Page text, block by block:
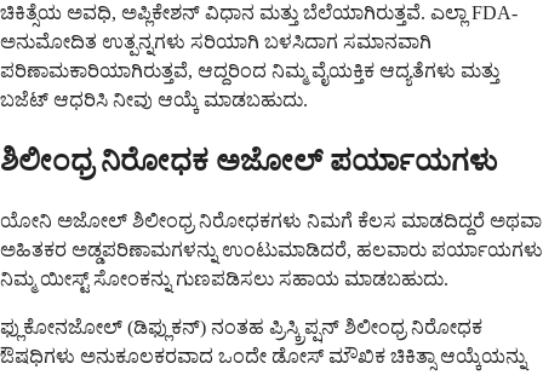
ಚಿಕಿತ್ಸೆಯ ಅವಧಿ, ಅಪ್ಲಿಕೇಶನ್ ವಿಧಾನ ಮತ್ತು ಬೆಲೆಯಾಗಿರುತ್ತವೆ. ಎಲ್ಲಾ FDA-
ಅನುಮೋದಿತ ಉತ್ಪನ್ನಗಳು ಸರಿಯಾಗಿ ಬಳಸಿದಾಗ ಸಮಾನವಾಗಿ
ಪರಿಣಾಮಕಾರಿಯಾಗಿರುತ್ತವೆ, ಆದ್ದರಿಂದ ನಿಮ್ಮ ವೈಯಕ್ತಿಕ ಆದ್ಯತೆಗಳು ಮತ್ತು
ಬಜೆಟ್ ಆಧರಿಸಿ ನೀವು ಆಯ್ಕೆ ಮಾಡಬಹುದು.
ಶಿಲೀಂಧ್ರ ನಿರೋಧಕ ಅಜೋಲ್ ಪರ್ಯಾಯಗಳು
ಯೋನಿ ಅಜೋಲ್ ಶಿಲೀಂಧ್ರ ನಿರೋಧಕಗಳು ನಿಮಗೆ ಕೆಲಸ ಮಾಡದಿದ್ದರೆ ಅಥವಾ
ಅಹಿತಕರ ಅಡ್ಡಪರಿಣಾಮಗಳನ್ನು ಉಂಟುಮಾಡಿದರೆ, ಹಲವಾರು ಪರ್ಯಾಯಗಳು
ನಿಮ್ಮ ಯೀಸ್ಟ್ ಸೋಂಕನ್ನು ಗುಣಪಡಿಸಲು ಸಹಾಯ ಮಾಡಬಹುದು.
ಫ್ಲುಕೋನಜೋಲ್ (ಡಿಫ್ಲುಕನ್) ನಂತಹ ಪ್ರಿಸ್ಕ್ರಿಪ್ಷನ್ ಶಿಲೀಂಧ್ರ ನಿರೋಧಕ
ಔಷಧಿಗಳು ಅನುಕೂಲಕರವಾದ ಒಂದೇ ಡೋಸ್ ಮೌಖಿಕ ಚಿಕಿತ್ಸಾ ಆಯ್ಕೆಯನ್ನು